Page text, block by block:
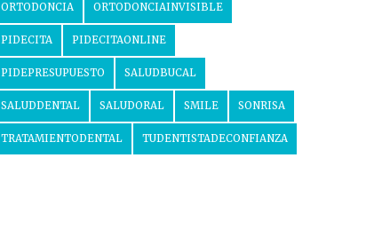
ORTODONCIA ORTODONCIAINVISIBLE
PIDECITA PIDECITAONLINE
PIDEPRESUPUESTO SALUDBUCAL
SALUDDENTAL SALUDORAL SMILE SONRISA
TRATAMIENTODENTAL TUDENTISTADECONFIANZA